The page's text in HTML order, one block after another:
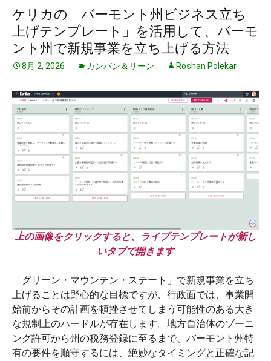
ケリカの「バーモント州ビジネス立ち
上げテンプレート」を活用して、バーモ
ント州で新規事業を立ち上げる方法
8月 2, 2026 カンバン＆リーン Roshan Polekar
上の画像をクリックすると、ライブテンプレートが新し
いタブで開きます
「グリーン・マウンテン・ステート」で新規事業を立ち
上げることは野心的な目標ですが、行政面では、事業開
始前からその計画を頓挫させてしまう可能性のある大き
な規制上のハードルが存在します。地方自治体のゾーニ
ング許可から州の税務登録に至るまで、バーモント州特
有の要件を順守するには、絶妙なタイミングと正確な記